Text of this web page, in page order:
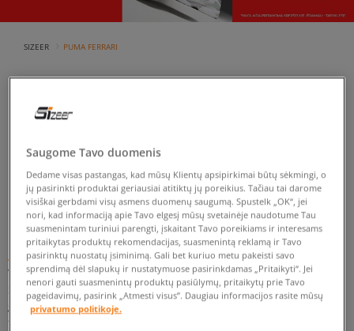
SIZEER PUMA FERRARI
PAGAL ŠIĄ PAIEŠKĄ REZULTATŲ NERASTA.
PABANDYKITE TAIKYTI MAŽIAU FILTRŲ.
GRĮŽTI
Puma Ferrari
Vokiečių prekės ženklas Puma nuo 2004 m. aprenginėja F1
Scuderia Ferrari komandą. Šiais laikais gatvės stiliaus mėgėjai
gali pasinaudoti ir moderniomis technologijomis bei
funkcionaliu dizainu. Originalūs dizainai, sukurti
Saugome Tavo duomenis
Dedame visas pastangas, kad mūsų Klientų apsipirkimai būtų sėkmingi, o
jų pasirinkti produktai geriausiai atitiktų jų poreikius. Tačiau tai darome
visiškai gerbdami visų asmens duomenų saugumą. Spustelk „OK“, jei
nori, kad informaciją apie Tavo elgesį mūsų svetainėje naudotume Tau
suasmenintam turiniui parengti, įskaitant Tavo poreikiams ir interesams
pritaikytas produktų rekomendacijas, suasmenintą reklamą ir Tavo
pasirinktų nuostatų įsiminimą. Gali bet kuriuo metu pakeisti savo
sprendimą dėl slapukų ir nustatymuose pasirinkdamas „Pritaikyti“. Jei
nenori gauti suasmenintų produktų pasiūlymų, pritaikytų prie Tavo
pageidavimų, pasirink „Atmesti visus”. Daugiau informacijos rasite mūsų
privatumo politikoje.